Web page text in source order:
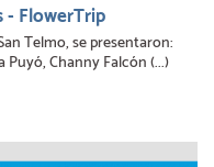
- FlowerTrip
Telmo, se presentaron:
Puyó, Channy Falcón (...)